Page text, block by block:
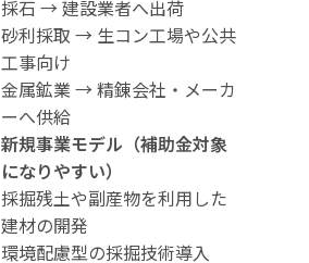
採石 → 建設業者へ出荷
砂利採取 → 生コン工場や公共
工事向け
金属鉱業 → 精錬会社・メーカ
ーへ供給
新規事業モデル（補助金対象
になりやすい）
採掘残土や副産物を利用した
建材の開発
環境配慮型の採掘技術導入